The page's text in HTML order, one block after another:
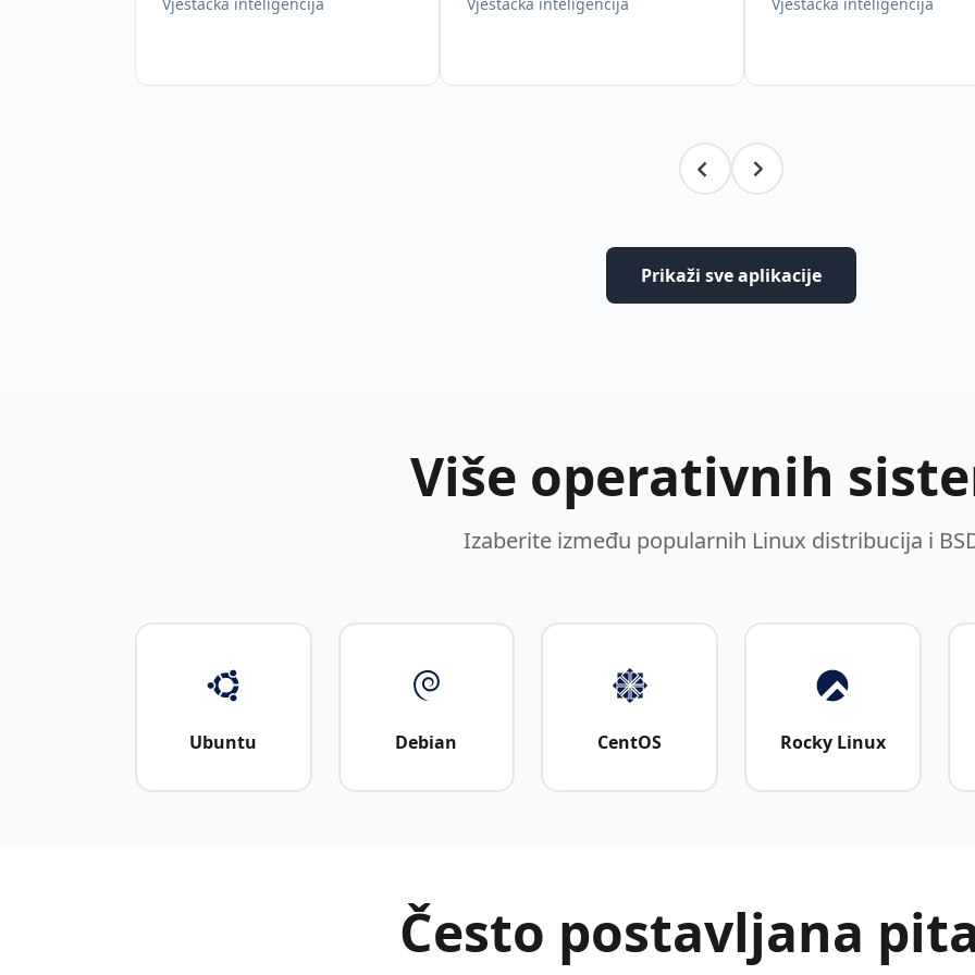
Prikaži sve aplikacije
Više operativnih
Izaberite između popularnih Linux distribucija i
Ubuntu Debian CentOS Rocky Linux
Često postavljana